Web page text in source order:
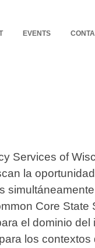
EVENTS
Services of
la
Core
el dominio
los